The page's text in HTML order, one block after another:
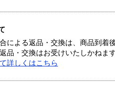
による返品・交換は、商品到着
品・交換はお受けいたしかねます
詳しくはこちら